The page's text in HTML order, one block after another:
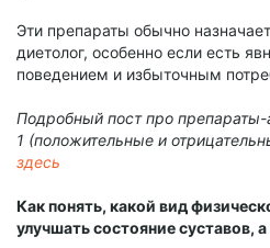
Эти препараты обычно
диетолог, особенно если есть
поведением и избыточным
Подробный пост про препараты-
1 (положительные и
здесь
Как понять, какой вид
улучшать состояние суставов,